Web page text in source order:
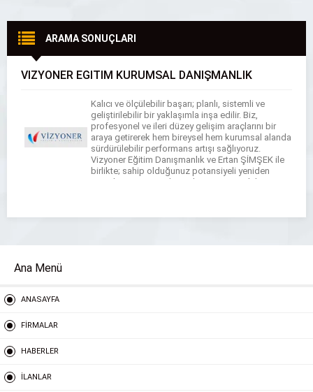
ARAMA SONUÇLARI
VİZYONER EĞİTİM KURUMSAL DANIŞMANLIK
Kalıcı ve ölçülebilir başarı; planlı, sistemli ve
geliştirilebilir bir yaklaşımla inşa edilir. Biz,
profesyonel ve ileri düzey gelişim araçlarını bir
araya getirerek hem bireysel hem kurumsal alanda
sürdürülebilir performans artışı sağlıyoruz.
Vizyoner Eğitim Danışmanlık ve Ertan ŞİMŞEK ile
birlikte; sahip olduğunuz potansiyeli yeniden
tanımlamanıza, güçlü yönlerinizi stratejik bir
Ana Menü
ANASAYFA
FİRMALAR
HABERLER
İLANLAR